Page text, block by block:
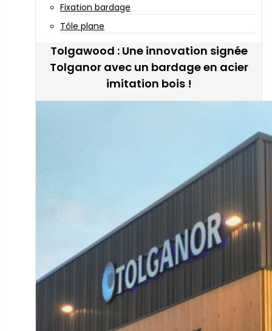
Fixation bardage
Tôle plane
Tolgawood : Une innovation signée
Tolganor avec un bardage en acier
imitation bois !